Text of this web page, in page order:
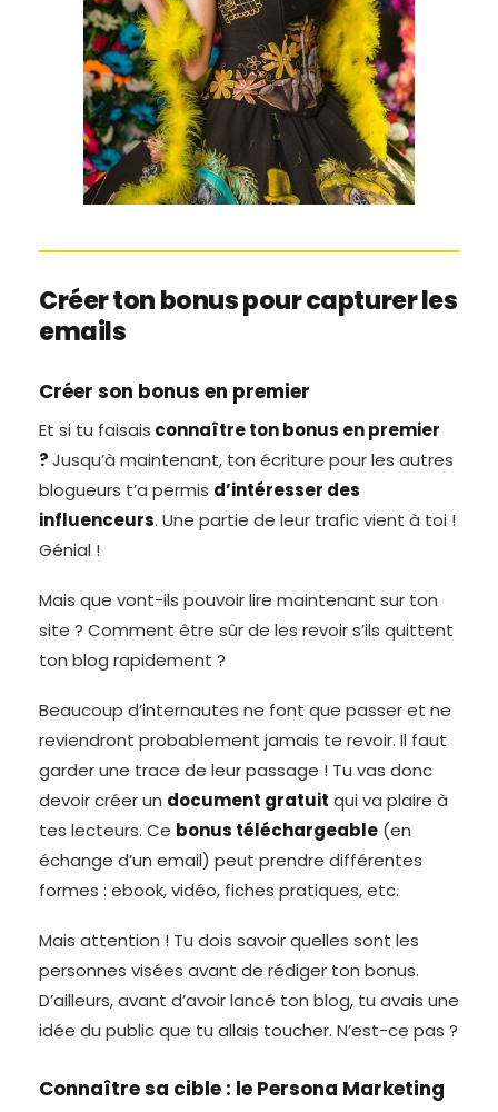
Créer ton bonus pour capturer les
emails
Créer son bonus en premier
Et si tu faisais connaître ton bonus en premier
?Jusqu’à maintenant, ton écriture pour les autres
blogueurs t’a permis d’intéresser des
influenceurs. Une partie de leur trafic vient à toi !
Génial !
Mais que vont-ils pouvoir lire maintenant sur ton
site ? Comment être sûr de les revoir s’ils quittent
ton blog rapidement ?
Beaucoup d’internautes ne font que passer et ne
reviendront probablement jamais te revoir. Il faut
garder une trace de leur passage ! Tu vas donc
devoir créer un document gratuit qui va plaire à
tes lecteurs. Ce bonus téléchargeable (en
échange d’un email) peut prendre différentes
formes : ebook, vidéo, fiches pratiques, etc.
Mais attention ! Tu dois savoir quelles sont les
personnes visées avant de rédiger ton bonus.
D’ailleurs, avant d’avoir lancé ton blog, tu avais une
idée du public que tu allais toucher. N’est-ce pas ?
Connaître sa cible : le Persona Marketing